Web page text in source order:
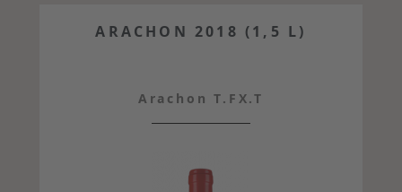
ARACHON 2018 (1,5 L)
Arachon T.FX.T